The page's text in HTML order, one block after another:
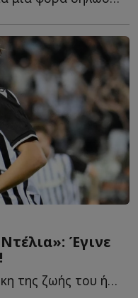
Έγινε
Η - δευτερη - πιο όμορφη νίκη της ζωής του ήρθε μακριά α...